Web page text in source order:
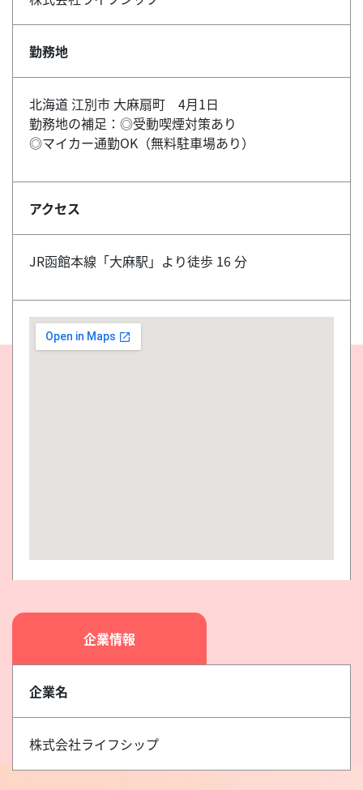
勤務地
北海道 江別市 大麻扇町 4月1日
勤務地の補足：◎受動喫煙対策あり
◎マイカー通勤OK（無料駐車場あり）
アクセス
JR函館本線「大麻駅」より徒歩 16 分
企業情報
企業名
株式会社ライフシップ